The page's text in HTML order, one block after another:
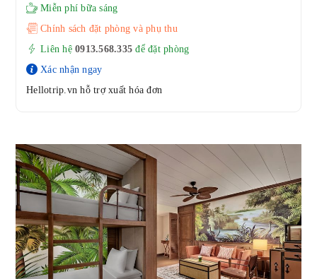
Miễn phí bữa sáng
Chính sách đặt phòng và phụ thu
Liên hệ 0913.568.335 để đặt phòng
Xác nhận ngay
Hellotrip.vn hỗ trợ xuất hóa đơn